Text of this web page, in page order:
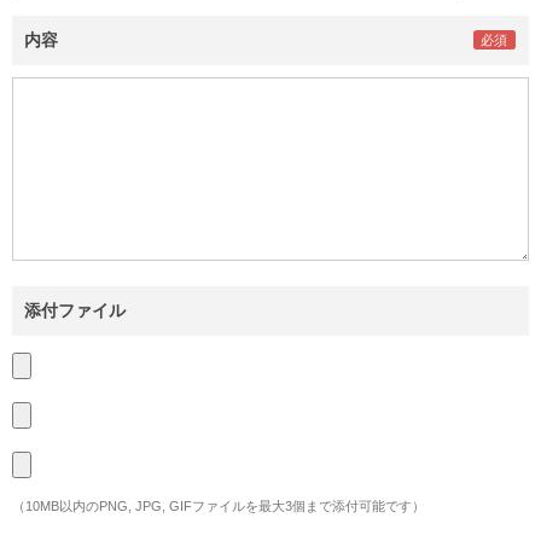
内容
添付ファイル
（10MB以内のPNG, JPG, GIFファイルを最大3個まで添付可能です）